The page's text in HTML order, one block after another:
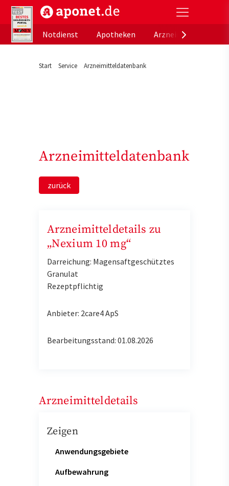
aponet.de - Das offizielle Gesundheitsportal der
Notdienst
Apotheken
Start Service Arzneimitteldatenbank
Arzneimitteldatenbank
zurück
Arzneimitteldetails zu
„Nexium 10 mg“
Darreichung: Magensaftgeschütztes
Granulat
Rezeptpflichtig
Anbieter: 2care4 ApS
Bearbeitungsstand: 01.08.2026
Arzneimitteldetails
Zeigen
Anwendungsgebiete
Aufbewahrung